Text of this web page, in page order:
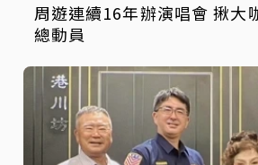
周遊連續16年辦演唱會 揪大咖演員加入全家
總動員